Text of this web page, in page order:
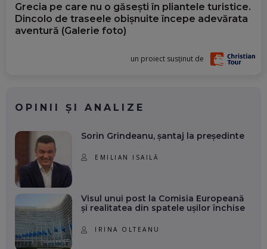
Grecia pe care nu o găsești în pliantele turistice.
Dincolo de traseele obișnuite începe adevărata
aventură (Galerie foto)
un proiect susținut de
OPINII ȘI ANALIZE
Sorin Grindeanu, șantaj la președinte
EMILIAN ISAILĂ
Visul unui post la Comisia Europeană
și realitatea din spatele ușilor închise
IRINA OLTEANU